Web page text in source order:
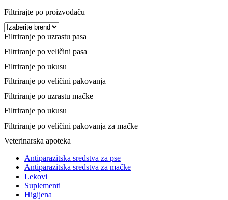
Filtrirajte po proizvođaču
Filtriranje po uzrastu pasa
Filtriranje po veličini pasa
Filtriranje po ukusu
Filtriranje po veličini pakovanja
Filtriranje po uzrastu mačke
Filtriranje po ukusu
Filtriranje po veličini pakovanja za mačke
Veterinarska apoteka
Antiparazitska sredstva za pse
Antiparazitska sredstva za mačke
Lekovi
Suplementi
Higijena